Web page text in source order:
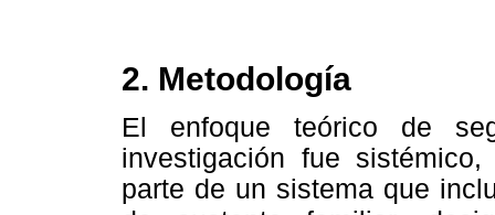
2. Metodología
El enfoque teórico de
investigación fue
parte de un sistema que